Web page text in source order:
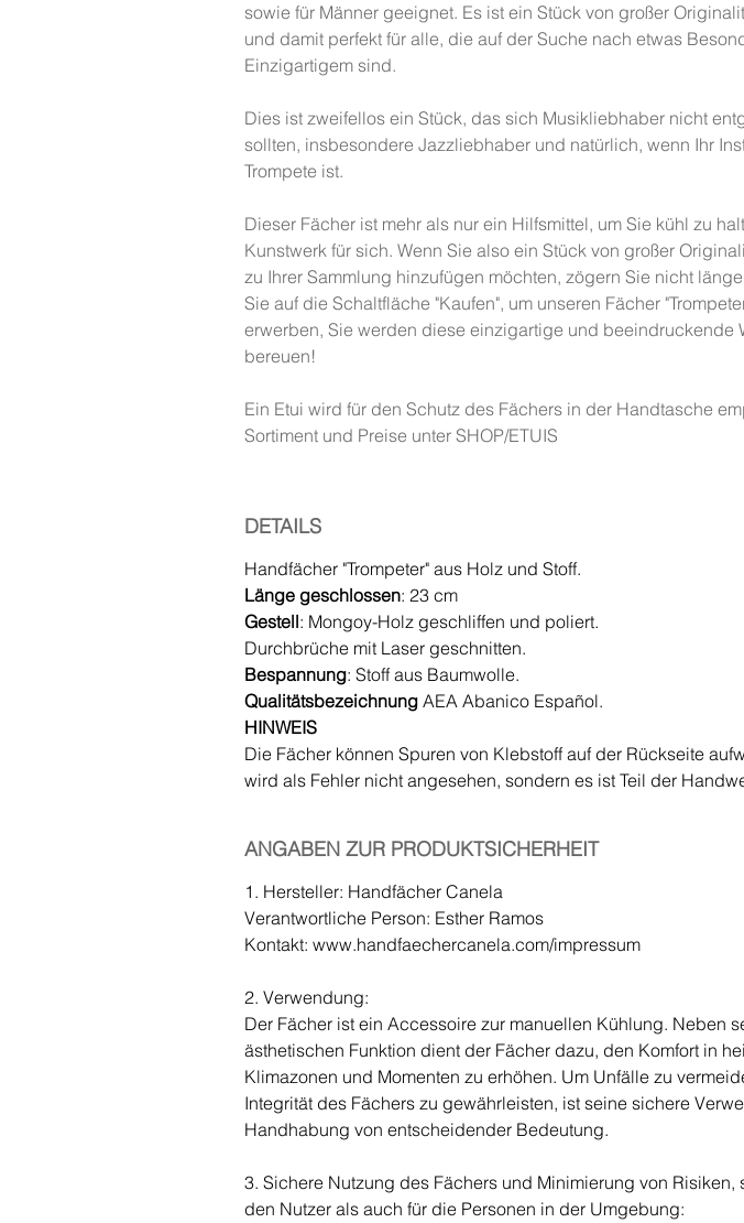
sowie für Männer geeignet. Es ist ein Stück von großer
und damit perfekt für alle, die auf der Suche nach etwas
Einzigartigem sind.
Dies ist zweifellos ein Stück, das sich Musikliebhaber nicht
sollten, insbesondere Jazzliebhaber und natürlich, wenn Ihr
Trompete ist.
Dieser Fächer ist mehr als nur ein Hilfsmittel, um Sie kühl zu
Kunstwerk für sich. Wenn Sie also ein Stück von großer
zu Ihrer Sammlung hinzufügen möchten, zögern Sie nicht
Sie auf die Schaltfläche "Kaufen", um unseren Fächer
erwerben, Sie werden diese einzigartige und beeindruckende
bereuen!
Ein Etui wird für den Schutz des Fächers in der Handtasche
Sortiment und Preise unter SHOP/ETUIS
DETAILS
Handfächer "Trompeter" aus Holz und Stoff.
Länge geschlossen: 23 cm
Gestell: Mongoy-Holz geschliffen und poliert.
Durchbrüche mit Laser geschnitten.
Bespannung: Stoff aus Baumwolle.
Qualitätsbezeichnung AEA Abanico Español.
HINWEIS
Die Fächer können Spuren von Klebstoff auf der Rückseite
wird als Fehler nicht angesehen, sondern es ist Teil der
ANGABEN ZUR PRODUKTSICHERHEIT
1. Hersteller: Handfächer Canela
Verantwortliche Person: Esther Ramos
Kontakt: www.handfaechercanela.com/impressum
2. Verwendung:
Der Fächer ist ein Accessoire zur manuellen Kühlung. Neben
ästhetischen Funktion dient der Fächer dazu, den Komfort in
Klimazonen und Momenten zu erhöhen. Um Unfälle zu
Integrität des Fächers zu gewährleisten, ist seine sichere
Handhabung von entscheidender Bedeutung.
3. Sichere Nutzung des Fächers und Minimierung von Risiken,
den Nutzer als auch für die Personen in der Umgebung: